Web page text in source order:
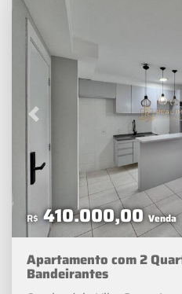
residenciais e comercias em
de Dicas de Decoração e
Imobiliário.
Previous
Apartamento com 2
Bandeirantes
R$410.000,00Venda